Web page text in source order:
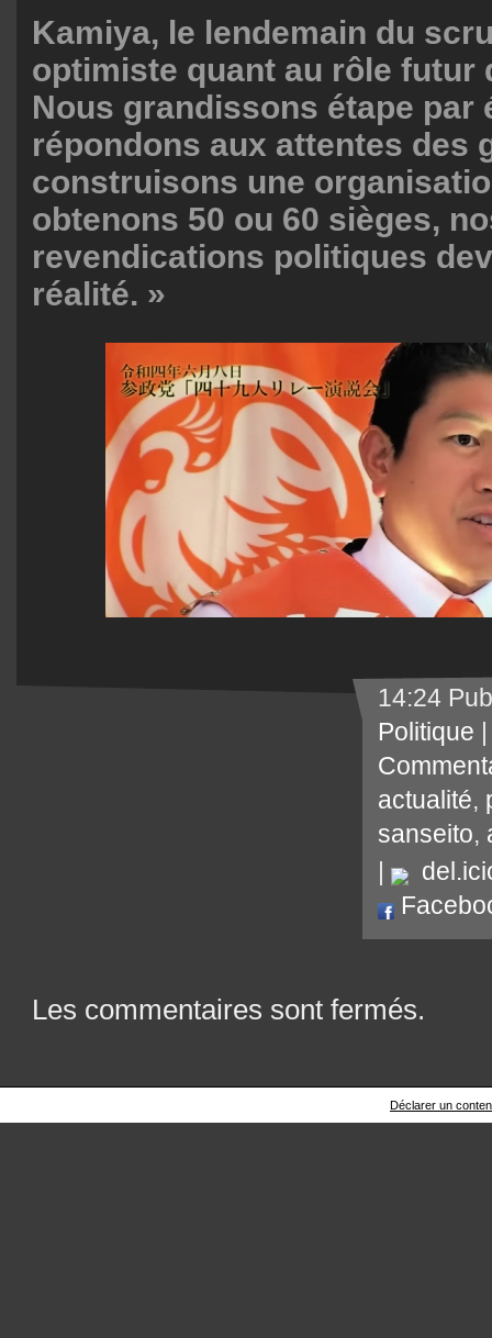
Kamiya, le lendemain du
optimiste quant au rôle futur
Nous grandissons étape par
répondons aux attentes des
construisons une
obtenons 50 ou 60 sièges,
revendications politiques
réalité. »
14:24
Politique
actualité,
sanseito,
|
Les commentaires sont fermés.
Déclarer un